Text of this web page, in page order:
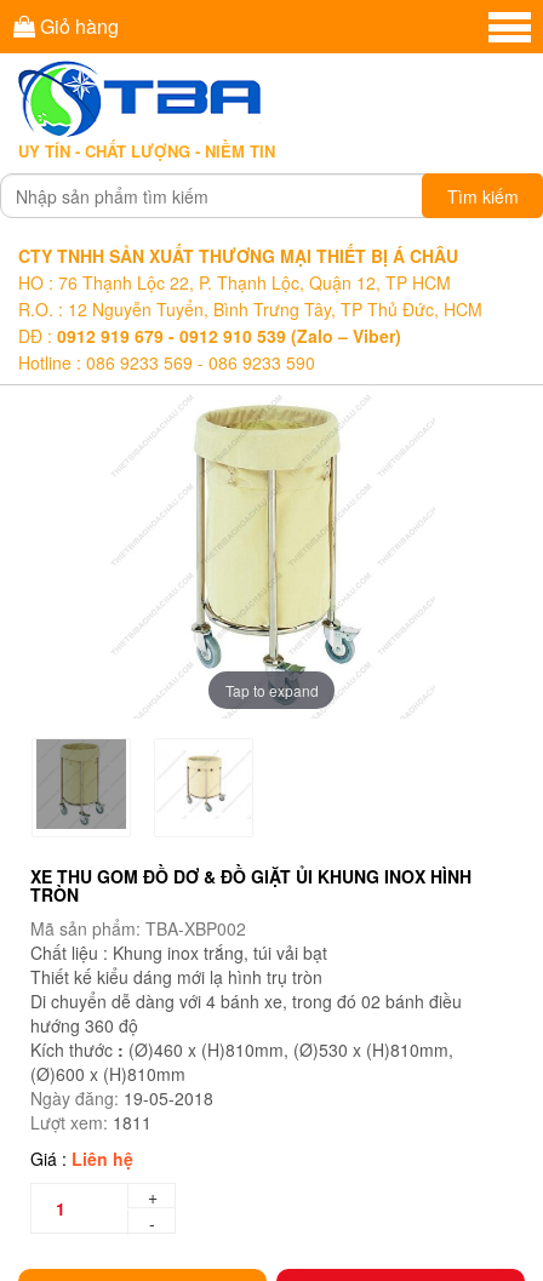
Giỏ hàng
UY TÍN - CHẤT LƯỢNG - NIỀM TIN
Tìm kiếm
CTY TNHH SẢN XUẤT THƯƠNG MẠI THIẾT BỊ Á CHÂU
HO : 76 Thạnh Lộc 22, P. Thạnh Lộc, Quận 12, TP HCM
R.O. : 12 Nguyễn Tuyển, Bình Trưng Tây, TP Thủ Đức, HCM
DĐ : 0912 919 679 - 0912 910 539 (Zalo – Viber)
Hotline : 086 9233 569 - 086 9233 590
Tap to expand
XE THU GOM ĐỒ DƠ & ĐỒ GIẶT ỦI KHUNG INOX HÌNH
TRÒN
Mã sản phẩm: TBA-XBP002
Chất liệu : Khung inox trắng, túi vải bạt
Thiết kế kiểu dáng mới lạ hình trụ tròn
Di chuyển dễ dàng với 4 bánh xe, trong đó 02 bánh điều
hướng 360 độ
Kích thước : (Ø)460 x (H)810mm, (Ø)530 x (H)810mm,
(Ø)600 x (H)810mm
Ngày đăng: 19-05-2018
Lượt xem: 1811
Giá : Liên hệ
+
-